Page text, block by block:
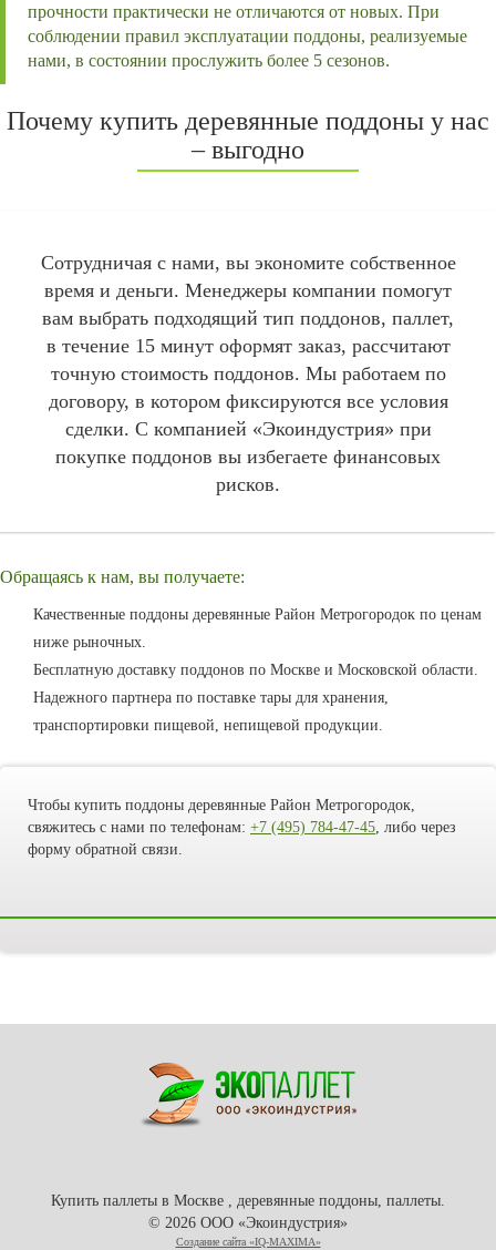
прочности практически не отличаются от новых. При
соблюдении правил эксплуатации поддоны, реализуемые
нами, в состоянии прослужить более 5 сезонов.
Почему купить деревянные поддоны у нас
– выгодно
Сотрудничая с нами, вы экономите собственное
время и деньги. Менеджеры компании помогут
вам выбрать подходящий тип поддонов, паллет,
в течение 15 минут оформят заказ, рассчитают
точную стоимость поддонов. Мы работаем по
договору, в котором фиксируются все условия
сделки. С компанией «Экоиндустрия» при
покупке поддонов вы избегаете финансовых
рисков.
Обращаясь к нам, вы получаете:
Качественные поддоны деревянные Район Метрогородок по ценам
ниже рыночных.
Бесплатную доставку поддонов по Москве и Московской области.
Надежного партнера по поставке тары для хранения,
транспортировки пищевой, непищевой продукции.
Чтобы купить поддоны деревянные Район Метрогородок,
свяжитесь с нами по телефонам: +7 (495) 784-47-45 , либо через
форму обратной связи.
Купить паллеты в Москве , деревянные поддоны, паллеты.
© 2026 ООО «Экоиндустрия»
Создание сайта «IQ-MAXIMA»